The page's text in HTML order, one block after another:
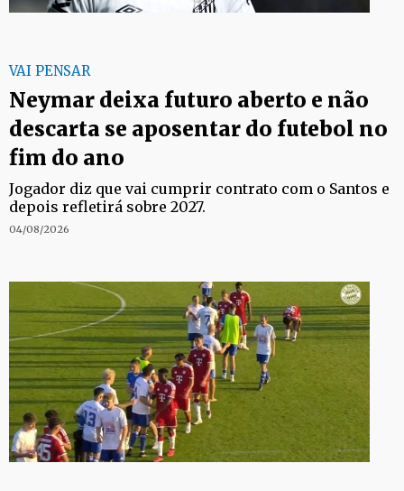
VAI PENSAR
Neymar deixa futuro aberto e não
descarta se aposentar do futebol no
fim do ano
Jogador diz que vai cumprir contrato com o Santos e
depois refletirá sobre 2027.
04/08/2026